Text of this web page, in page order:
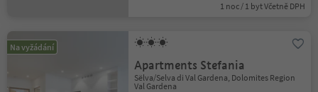
1 noc / 1 byt Včetně DPH
Na vyžádání
Apartments Stefania
Sëlva/Selva di Val Gardena, Dolomites Region
Val Gardena